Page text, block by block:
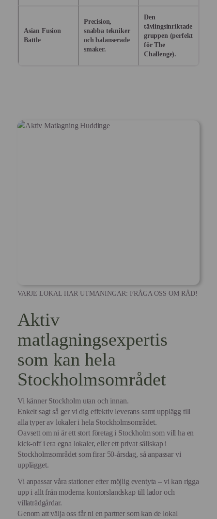
Asian Fusion
Battle
Precision,
snabba tekniker
och balanserade
smaker.
Den
tävlingsinriktade
gruppen (perfekt
för The
Challenge).
VARJE LOKAL HAR UTMANINGAR: FRÅGA OSS OM RÅD!
Aktiv
matlagningsexpertis
som kan hela
Stockholmsområdet
Vi känner Stockholm utan och innan.
Enkelt sagt så ger vi dig effektiv leverans samt upplägg till
alla typer av lokaler i hela Stockholmsområdet.
Oavsett om ni är ett stort företag i Stockholm som vill ha en
kick-off i era egna lokaler, eller ett privat sällskap i
Stockholmsområdet som firar 50-årsdag, så anpassar vi
upplägget.
Vi anpassar våra stationer efter möjlig eventyta – vi kan rigga
upp i allt från moderna kontorslandskap till lador och
villaträdgårdar.
Genom att välja oss får ni en partner som kan de lokal